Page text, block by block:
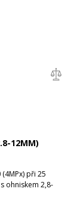
12MM)
při 25
ohniskem 2,8-